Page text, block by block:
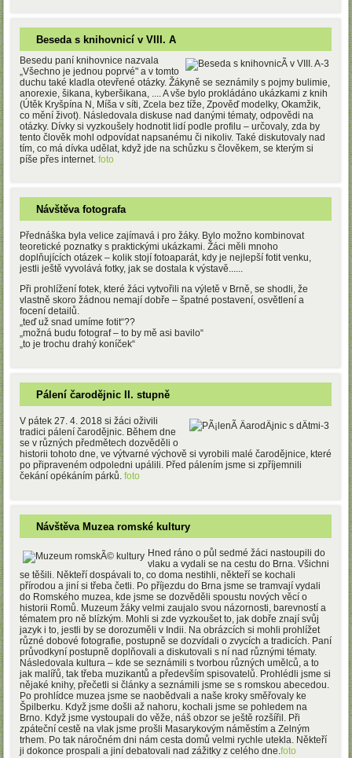
Beseda s knihovnicí v VIII. A
Besedu paní knihovnice nazvala
„Všechno je jednou poprvé" a v tomto
duchu také kladla otevřené otázky. Žákyně se seznámily s pojmy bulimie,
anorexie, šikana, kyberšikana, .... A vše bylo prokládáno ukázkami z knih
(Útěk Kryšpína N, Míša v síti, Zcela bez tíže, Zpověď modelky, Okamžik,
co mění život). Následovala diskuse nad danými tématy, odpovědi na
otázky. Dívky si vyzkoušely hodnotit lidí podle profilu – určovaly, zda by
tento člověk mohl odpovídat napsanému či nikoliv. Také diskutovaly nad
tím, co má dívka udělat, když jde na schůzku s člověkem, se kterým si
píše přes internet.foto
Návštěva fotografa
Přednáška byla velice zajímavá i pro žáky. Bylo možno kombinovat
teoretické poznatky s praktickými ukázkami. Žáci měli mnoho
doplňujících otázek – kolik stojí fotoaparát, kdy je nejlepší fotit venku,
jestli ještě vyvolává fotky, jak se dostala k výstavě......
Při prohlížení fotek, které žáci vytvořili na výletě v Brně, se shodli, že
vlastně skoro žádnou nemají dobře – špatné postavení, osvětlení a
focení detailů.
„teď už snad umíme fotit“??
„možná budu fotograf – to by mě asi bavilo“
„to je trochu drahý koníček“
Pálení čarodějnic II. stupně
V pátek 27. 4. 2018 si žáci oživili
tradici pálení čarodějnic. Během dne
se v různých předmětech dozvěděli o
historii tohoto dne, ve výtvarné výchově si vyrobili malé čarodějnice, které
po připraveném odpoledni upálili. Před pálením jsme si zpříjemnili
čekání opékáním párků.foto
Návštěva Muzea romské kultury
Hned ráno o půl sedmé žáci nastoupili do
vlaku a vydali se na cestu do Brna. Všichni
se těšili. Někteří dospávali to, co doma nestihli, někteří se kochali
přírodou a jiní si třeba četli. Po příjezdu do Brna jsme se tramvají vydali
do Romského muzea, kde jsme se dozvěděli spoustu nových věcí o
historii Romů. Muzeum žáky velmi zaujalo svou názornosti, barevností a
tématem pro ně blízkým. Mohli si zde vyzkoušet to, jak dobře znají svůj
jazyk i to, jestli by se dorozuměli v Indii. Na obrázcích si mohli prohlížet
různé dobové fotografie, postupně se dozvídali o zvycích a tradicích. Paní
průvodkyní postupně doplňovali a diskutovali s ní nad různými tématy.
Následovala kultura – kde se seznámili s tvorbou různých umělců, a to
jak malířů, tak třeba muzikantů a především spisovatelů. Prohlédli jsme si
nějaké knihy, přečetli si články a seznámili jsme se s romskou abecedou.
Po prohlídce muzea jsme se naobědvali a naše kroky směřovaly ke
Špilberku. Když jsme došli až nahoru, kochali jsme se pohledem na
Brno. Když jsme vystoupali do věže, náš obzor se ještě rozšířil. Při
zpáteční cestě na vlak jsme prošli Masarykovým náměstím a Zelným
trhem. Po tak náročném dni nám cesta domů velmi rychle utekla. Někteří
ji dokonce prospali a jiní debatovali nad zážitky z celého dne.foto